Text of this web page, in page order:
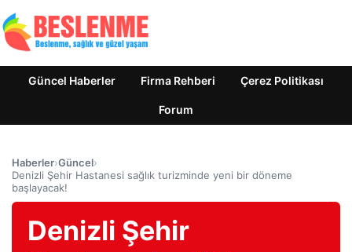
Güncel Haberler Firma Rehberi Çerez Politikası
Forum
Haberler›Güncel›
Denizli Şehir Hastanesi sağlık turizminde yeni bir döneme
başlayacak!
Denizli Şehir